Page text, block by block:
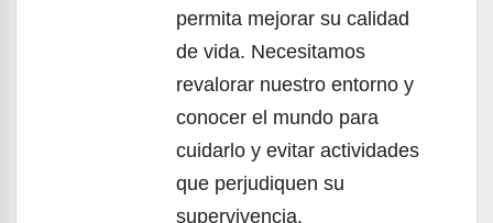
permita mejorar su calidad
de vida. Necesitamos
revalorar nuestro entorno y
conocer el mundo para
cuidarlo y evitar actividades
que perjudiquen su
supervivencia.